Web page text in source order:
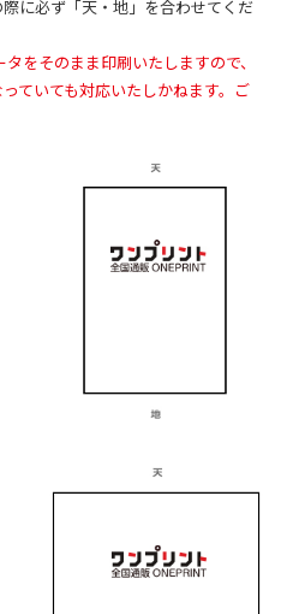
に必ず「天・地」を合わせてくだ
をそのまま印刷いたしますので、
ていても対応いたしかねます。ご